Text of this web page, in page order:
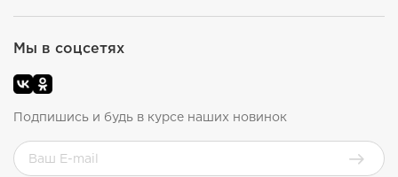
Мы в соцсетях
Подпишись и будь в курсе наших новинок